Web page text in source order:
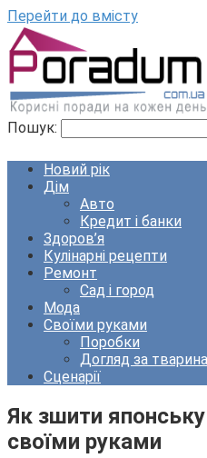
Перейти до вмісту
Пошук:
Новий рік
Дім
Авто
Кредит і банки
Здоров’я
Кулінарні рецепти
Ремонт
Сад і город
Мода
Своїми руками
Поробки
Догляд за
Сценарії
Як зшити
своїми руками